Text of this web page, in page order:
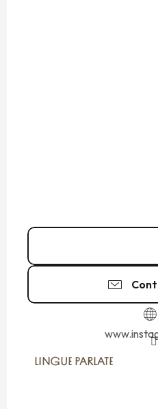
LINGUE PARLATE
LINGUE PARLATE